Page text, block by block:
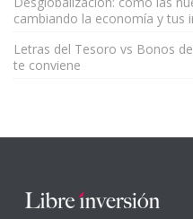
cambiando la economía y tus
Letras del Tesoro vs Bonos
te conviene